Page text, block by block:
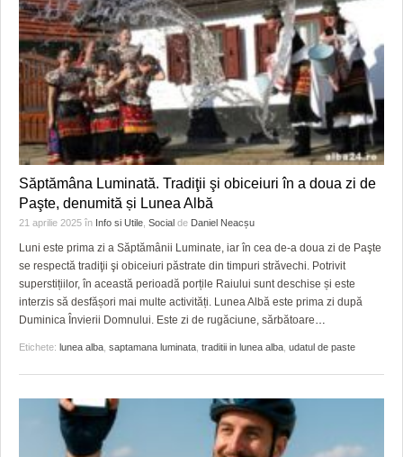
Săptămâna Luminată. Tradiţii şi obiceiuri în a doua zi de
Paşte, denumită și Lunea Albă
21 aprilie 2025 în Info si Utile Social de Daniel Neacșu
Luni este prima zi a Săptămânii Luminate, iar în cea de-a doua zi de Paşte
se respectă tradiţii şi obiceiuri păstrate din timpuri străvechi. Potrivit
superstițiilor, în această perioadă porțile Raiului sunt deschise și este
interzis să desfășori mai multe activități. Lunea Albă este prima zi după
Duminica Învierii Domnului. Este zi de rugăciune, sărbătoare
Etichete: lunea alba saptamana luminata traditii in lunea alba udatul de paste